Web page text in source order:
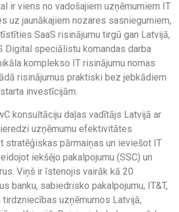
ir viens no vadošajiem uzņēmumiem IT
uz jaunākajiem nozares sasniegumiem,
SaaS risinājumu tirgū gan Latvijā,
Digital speciālistu komandas darba
komplekso IT risinājumu nomas
risinājumus praktiski bez jebkādiem
investīcijām.
konsultāciju daļas vadītājs Latvijā ar
uzņēmumu efektivitātes
stratēģiskas pārmaiņas un ieviešot IT
iekšējo pakalpojumu (SSC) un
Viņš ir īstenojis vairāk kā 20
banku, sabiedrisko pakalpojumu, IT&T,
uzņēmumos Latvijā,